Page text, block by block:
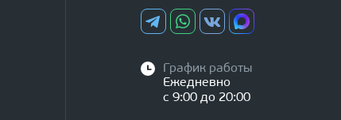
График работы
Ежедневно
с 9:00 до 20:00